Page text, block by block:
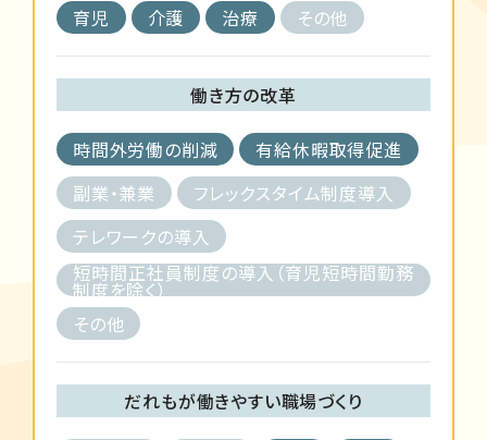
育児 介護 治療 その他
働き方の改革
時間外労働の削減
有給休暇取得促進
副業・兼業
フレックスタイム制度導入
テレワークの導入
短時間正社員制度の導入（育児短時間勤務
制度を除く）
その他
だれもが働きやすい職場づくり